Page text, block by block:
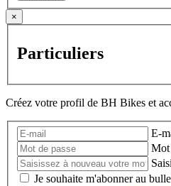
×
Particuliers
Créez votre profil de BH Bikes et
E-
Mot
Je souhaite m'abonner au